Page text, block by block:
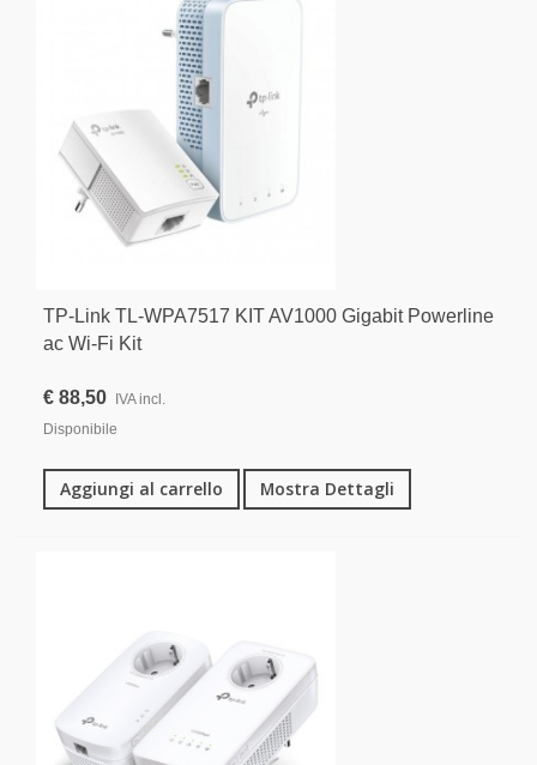
TP-Link TL-WPA7517 KIT AV1000 Gigabit Powerline
ac Wi-Fi Kit
€ 88,50 IVA incl.
Disponibile
Aggiungi al carrello Mostra Dettagli